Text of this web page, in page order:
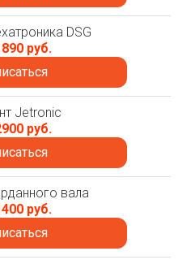
DSG
руб.
Jetronic
руб.
вала
руб.